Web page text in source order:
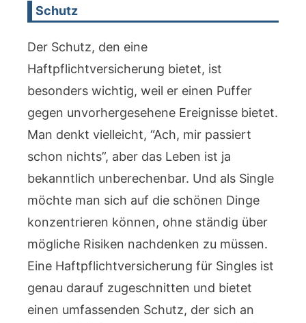
Schutz
Der Schutz, den eine
Haftpflichtversicherung bietet, ist
besonders wichtig, weil er einen Puffer
gegen unvorhergesehene Ereignisse bietet.
Man denkt vielleicht, “Ach, mir passiert
schon nichts”, aber das Leben ist ja
bekanntlich unberechenbar. Und als Single
möchte man sich auf die schönen Dinge
konzentrieren können, ohne ständig über
mögliche Risiken nachdenken zu müssen.
Eine Haftpflichtversicherung für Singles ist
genau darauf zugeschnitten und bietet
einen umfassenden Schutz, der sich an